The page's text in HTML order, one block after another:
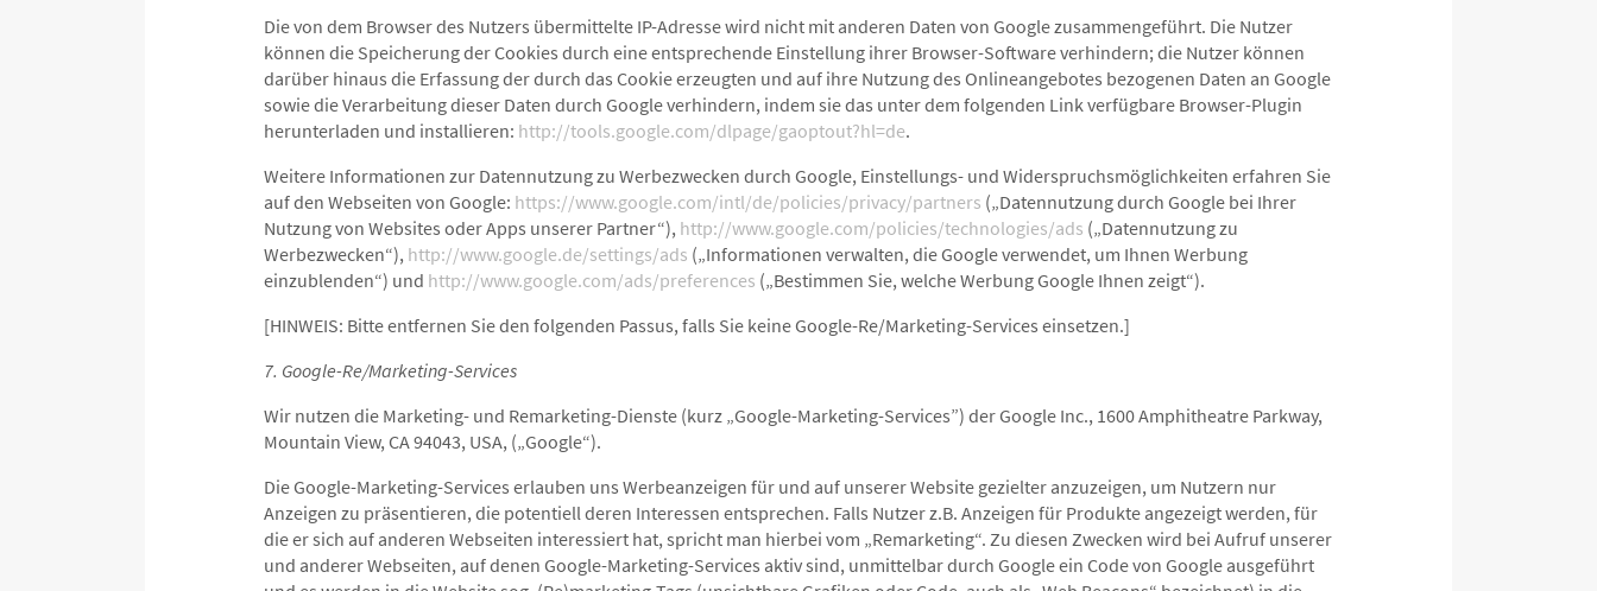
Die von dem Browser des Nutzers übermittelte IP-Adresse wird nicht mit anderen Daten von Google zusammengeführt. Die Nutzer
können die Speicherung der Cookies durch eine entsprechende Einstellung ihrer Browser-Software verhindern; die Nutzer können
darüber hinaus die Erfassung der durch das Cookie erzeugten und auf ihre Nutzung des Onlineangebotes bezogenen Daten an Google
sowie die Verarbeitung dieser Daten durch Google verhindern, indem sie das unter dem folgenden Link verfügbare Browser-Plugin
herunterladen und installieren: http://tools.google.com/dlpage/gaoptout?hl=de.
Weitere Informationen zur Datennutzung zu Werbezwecken durch Google, Einstellungs- und Widerspruchsmöglichkeiten erfahren Sie
auf den Webseiten von Google: https://www.google.com/intl/de/policies/privacy/partners („Datennutzung durch Google bei Ihrer
Nutzung von Websites oder Apps unserer Partner“), http://www.google.com/policies/technologies/ads („Datennutzung zu
Werbezwecken“), http://www.google.de/settings/ads („Informationen verwalten, die Google verwendet, um Ihnen Werbung
einzublenden“) und http://www.google.com/ads/preferences („Bestimmen Sie, welche Werbung Google Ihnen zeigt“).
[HINWEIS: Bitte entfernen Sie den folgenden Passus, falls Sie keine Google-Re/Marketing-Services einsetzen.]
7. Google-Re/Marketing-Services
Wir nutzen die Marketing- und Remarketing-Dienste (kurz „Google-Marketing-Services”) der Google Inc., 1600 Amphitheatre Parkway,
Mountain View, CA 94043, USA, („Google“).
Die Google-Marketing-Services erlauben uns Werbeanzeigen für und auf unserer Website gezielter anzuzeigen, um Nutzern nur
Anzeigen zu präsentieren, die potentiell deren Interessen entsprechen. Falls Nutzer z.B. Anzeigen für Produkte angezeigt werden, für
die er sich auf anderen Webseiten interessiert hat, spricht man hierbei vom „Remarketing“. Zu diesen Zwecken wird bei Aufruf unserer
und anderer Webseiten, auf denen Google-Marketing-Services aktiv sind, unmittelbar durch Google ein Code von Google ausgeführt